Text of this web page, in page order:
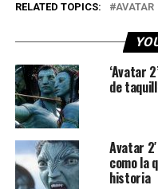
RELATED TOPICS: AVATAR
‘Avatar
de
Avatar
como la
historia